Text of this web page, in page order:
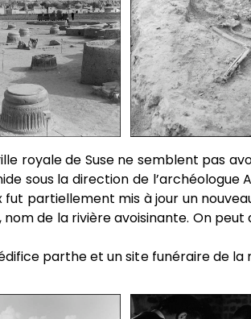
royale de Suse ne semblent pas
sous la direction de
partiellement mis à jour un
nom de la rivière avoisinante. On
parthe et un site funéraire de